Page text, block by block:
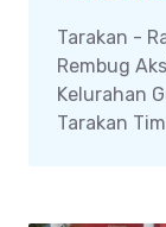
Tarakan -
Rembug
Kelurahan
Tarakan